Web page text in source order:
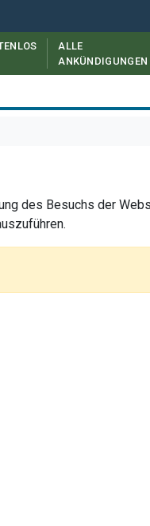
ALLE
ANKÜNDIGUNGEN
des Besuchs der